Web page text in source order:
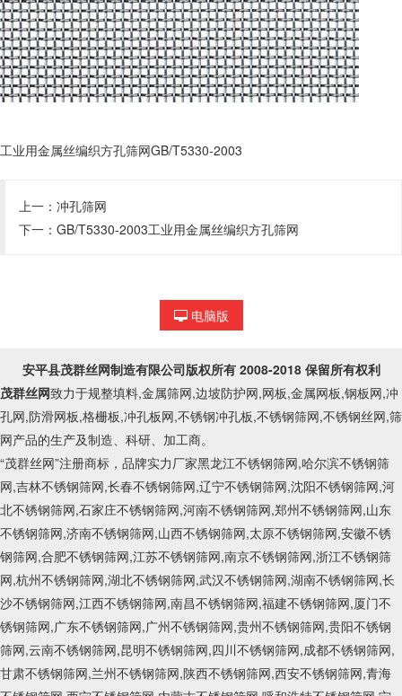
工业用金属丝编织方孔筛网GB/T5330-2003
上一： 冲孔筛网
下一： GB/T5330-2003工业用金属丝编织方孔筛网
电脑版
安平县茂群丝网制造有限公司版权所有 2008-2018 保留所有权利
茂群丝网致力于规整填料,金属筛网,边坡防护网,网板,金属网板,钢板网,冲
孔网,防滑网板,格栅板,冲孔板网,不锈钢冲孔板,不锈钢筛网,不锈钢丝网,筛
网产品的生产及制造、科研、加工商。
“茂群丝网”注册商标，品牌实力厂家黑龙江不锈钢筛网,哈尔滨不锈钢筛
网,吉林不锈钢筛网,长春不锈钢筛网,辽宁不锈钢筛网,沈阳不锈钢筛网,河
北不锈钢筛网,石家庄不锈钢筛网,河南不锈钢筛网,郑州不锈钢筛网,山东
不锈钢筛网,济南不锈钢筛网,山西不锈钢筛网,太原不锈钢筛网,安徽不锈
钢筛网,合肥不锈钢筛网,江苏不锈钢筛网,南京不锈钢筛网,浙江不锈钢筛
网,杭州不锈钢筛网,湖北不锈钢筛网,武汉不锈钢筛网,湖南不锈钢筛网,长
沙不锈钢筛网,江西不锈钢筛网,南昌不锈钢筛网,福建不锈钢筛网,厦门不
锈钢筛网,广东不锈钢筛网,广州不锈钢筛网,贵州不锈钢筛网,贵阳不锈钢
筛网,云南不锈钢筛网,昆明不锈钢筛网,四川不锈钢筛网,成都不锈钢筛网,
甘肃不锈钢筛网,兰州不锈钢筛网,陕西不锈钢筛网,西安不锈钢筛网,青海